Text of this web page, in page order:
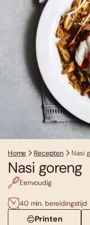
Home Recepten Nasi
Nasi goreng
Eenvoudig
40 min. bereidingstijd
Printen